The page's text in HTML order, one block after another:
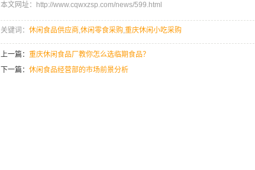
本文网址：http://www.cqwxzsp.com/news/599.html
关键词： 休闲食品供应商,休闲零食采购,重庆休闲小吃采购
上一篇： 重庆休闲食品厂教你怎么选临期食品？
下一篇： 休闲食品经营部的市场前景分析